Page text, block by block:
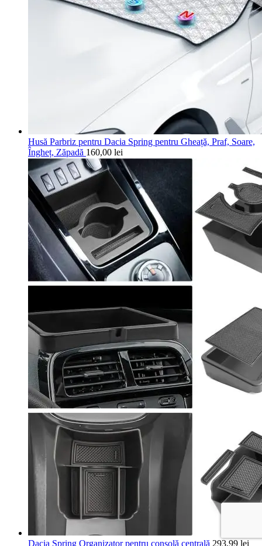
Husă Parbriz pentru Dacia Spring pentru Gheață, Praf, Soare,
Îngheț, Zăpadă 160,00 lei
Dacia Spring Organizator pentru consolă centrală 293,99 lei